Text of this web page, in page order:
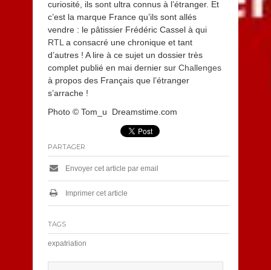
curiosité, ils sont ultra connus à l’étranger. Et
c’est la marque France qu’ils sont allés
vendre : le pâtissier Frédéric Cassel à qui
RTL a consacré une chronique et tant
d’autres ! A lire à ce sujet un dossier très
complet publié en mai dernier sur Challenges
à propos des Français que l’étranger
s’arrache !
Photo © Tom_u Dreamstime.com
PARTAGER
Envoyer cet article par email
Imprimer cet article
TAGS
expatriation